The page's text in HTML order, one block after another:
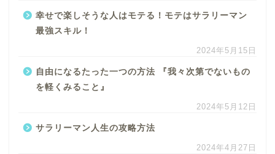
幸せで楽しそうな人はモテる！モテはサラリーマン
最強スキル！
2024年5月15日
自由になるたった一つの方法 『我々次第でないもの
を軽くみること』
2024年5月12日
サラリーマン人生の攻略方法
2024年4月27日